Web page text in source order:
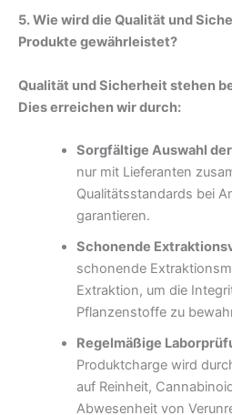
5. Wie wird die Qualität und
Produkte gewährleistet?
Qualität und Sicherheit stehen
Dies erreichen wir durch:
Sorgfältige Auswahl
nur mit Lieferanten
Qualitätsstandards bei
garantieren.
Schonende
schonende
Extraktion, um die
Pflanzenstoffe zu
Regelmäßige
Produktcharge wird
auf Reinheit,
Abwesenheit von